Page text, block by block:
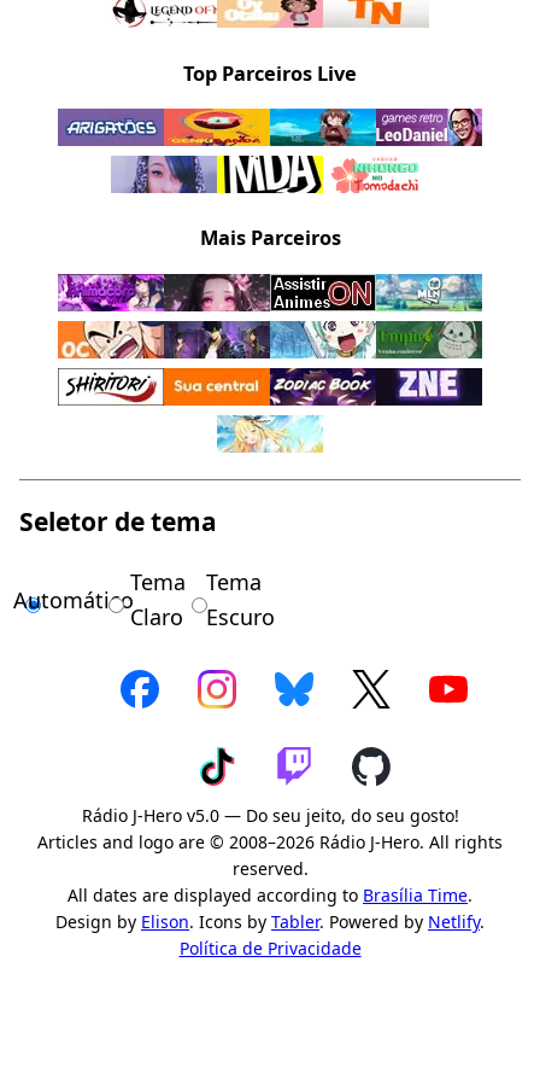
Top Parceiros Live
Mais Parceiros
Seletor de tema
Automático
Tema
Claro
Tema
Escuro
Rádio J-Hero v5.0 — Do seu jeito, do seu gosto!
Articles and logo are © 2008–2026 Rádio J-Hero. All rights
reserved.
All dates are displayed according to Brasília Time.
Design by Elison. Icons by Tabler. Powered by Netlify.
Política de Privacidade